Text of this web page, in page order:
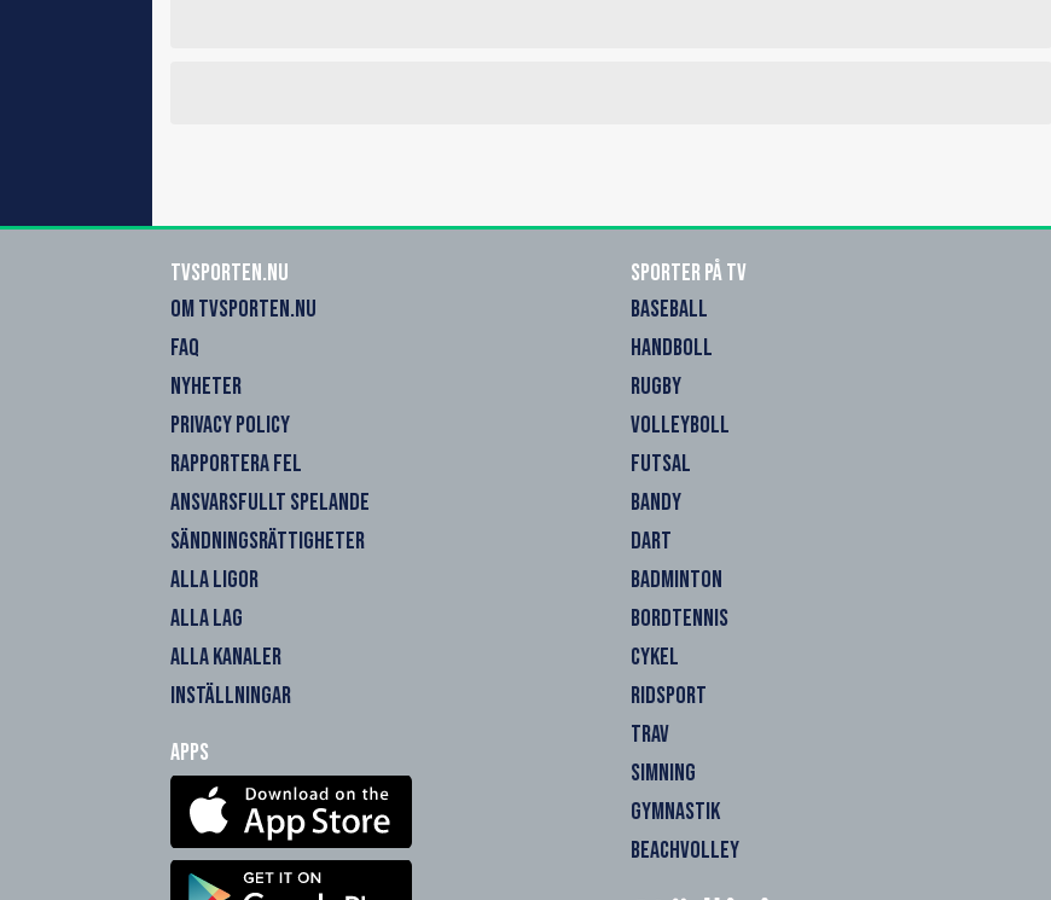
Tvsporten.nu
OM TVSPORTEN.NU
FAQ
NYHETER
PRIVACY POLICY
RAPPORTERA FEL
ANSVARSFULLT SPELANDE
SÄNDNINGSRÄTTIGHETER
ALLA LIGOR
ALLA LAG
ALLA KANALER
INSTÄLLNINGAR
Apps
Sporter på TV
BASEBALL
HANDBOLL
RUGBY
VOLLEYBOLL
FUTSAL
BANDY
DART
BADMINTON
BORDTENNIS
CYKEL
RIDSPORT
TRAV
SIMNING
GYMNASTIK
BEACHVOLLEY